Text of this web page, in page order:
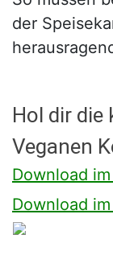
der
Hol dir die
Veganen
Download
Download